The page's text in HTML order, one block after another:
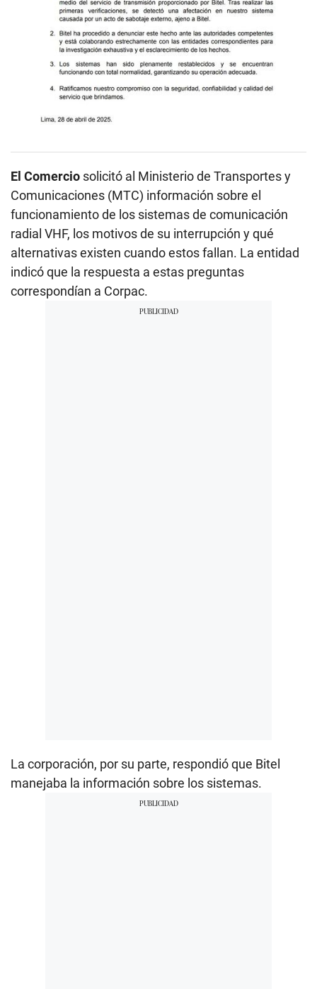
El Comercio solicitó al Ministerio de Transportes y
Comunicaciones (MTC) información sobre el
funcionamiento de los sistemas de comunicación
radial VHF, los motivos de su interrupción y qué
alternativas existen cuando estos fallan. La entidad
indicó que la respuesta a estas preguntas
correspondían a Corpac.
La corporación, por su parte, respondió que Bitel
manejaba la información sobre los sistemas.